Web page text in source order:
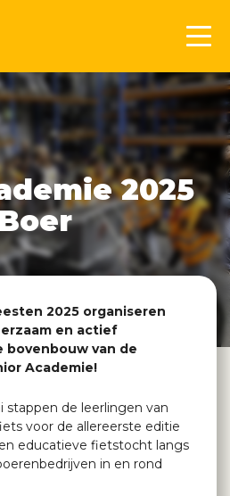
2025
2025 organiseren
en actief
bovenbouw van de
Academie!
stappen de leerlingen van
voor de allereerste editie
educatieve fietstocht langs
in en rond